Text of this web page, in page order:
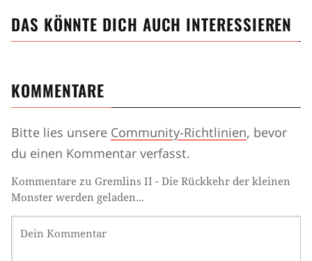
DAS KÖNNTE DICH AUCH INTERESSIEREN
KOMMENTARE
Bitte lies unsere Community-Richtlinien, bevor
du einen Kommentar verfasst.
Kommentare zu Gremlins II - Die Rückkehr der kleinen
Monster werden geladen...